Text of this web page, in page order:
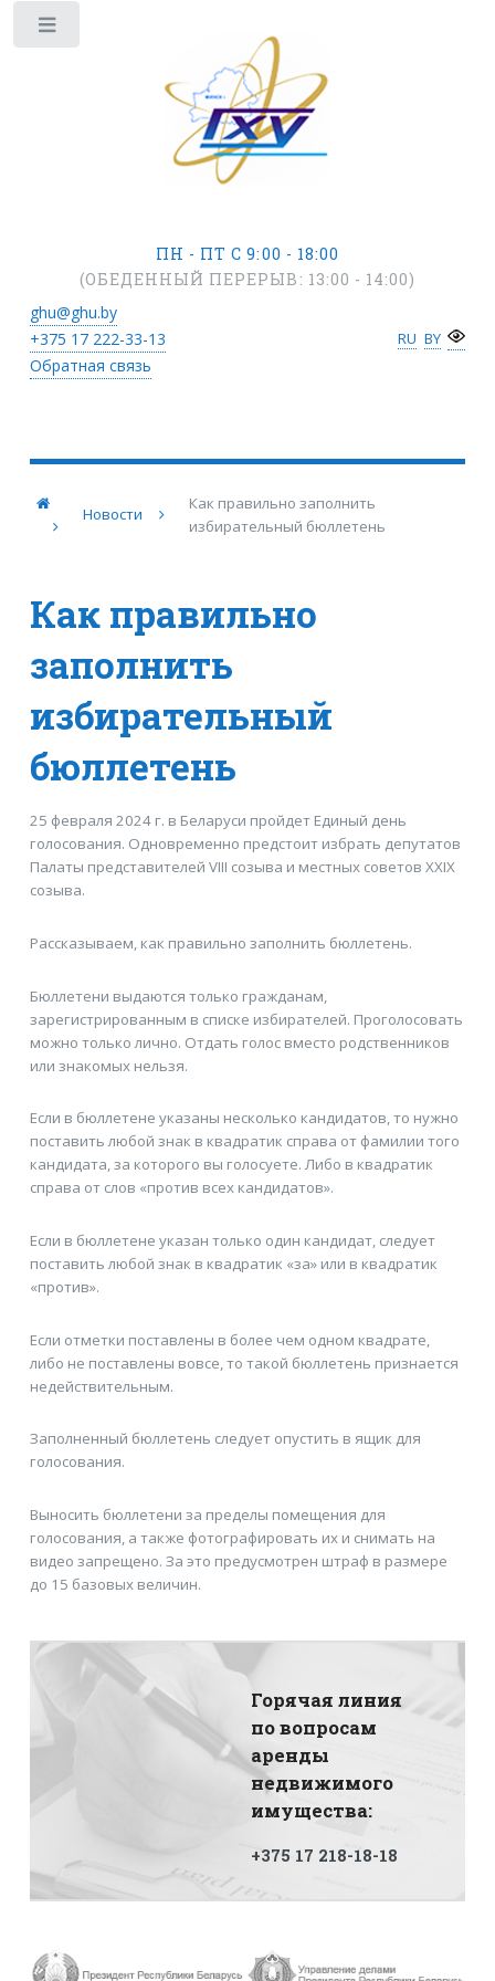
ПН - ПТ С 9:00 - 18:00
(ОБЕДЕННЫЙ ПЕРЕРЫВ: 13:00 - 14:00)
ghu@ghu.by
+375 17222-33-13
Обратная связь
RU BY
Новости
Как правильно заполнить
избирательный бюллетень
Как правильно
заполнить
избирательный
бюллетень
25 февраля 2024 г. в Беларуси пройдет Единый день
голосования. Одновременно предстоит избрать депутатов
Палаты представителей VIII созыва и местных советов XXIX
созыва.
Рассказываем, как правильно заполнить бюллетень.
Бюллетени выдаются только гражданам,
зарегистрированным в списке избирателей. Проголосовать
можно только лично. Отдать голос вместо родственников
или знакомых нельзя.
Если в бюллетене указаны несколько кандидатов, то нужно
поставить любой знак в квадратик справа от фамилии того
кандидата, за которого вы голосуете. Либо в квадратик
справа от слов «против всех кандидатов».
Если в бюллетене указан только один кандидат, следует
поставить любой знак в квадратик «за» или в квадратик
«против».
Если отметки поставлены в более чем одном квадрате,
либо не поставлены вовсе, то такой бюллетень признается
недействительным.
Заполненный бюллетень следует опустить в ящик для
голосования.
Выносить бюллетени за пределы помещения для
голосования, а также фотографировать их и снимать на
видео запрещено. За это предусмотрен штраф в размере
до 15 базовых величин.
Горячая линия
по вопросам
аренды
недвижимого
имущества:
+375 17 218-18-18